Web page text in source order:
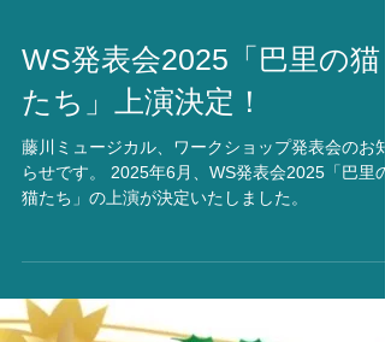
WS発表会2025「巴里の猫